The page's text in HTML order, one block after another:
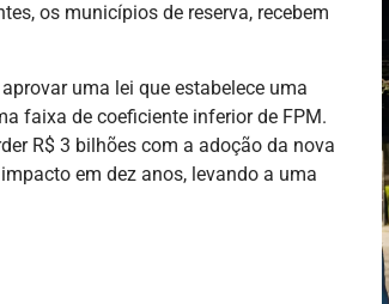
os municípios de reserva, recebem
uma lei que estabelece uma
faixa de coeficiente inferior de FPM.
R$ 3 bilhões com a adoção da nova
em dez anos, levando a uma